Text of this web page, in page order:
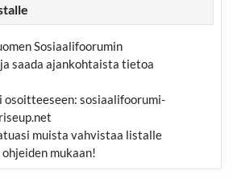
Sosiaalifoorumin
saada ajankohtaista tietoa
osoitteeseen: sosiaalifoorumi-
muista vahvistaa listalle
mukaan!